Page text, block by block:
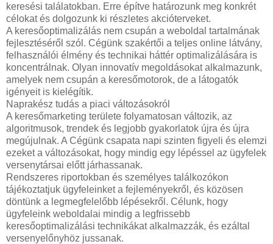
keresési találatokban. Erre építve határozunk meg konkrét
célokat és dolgozunk ki részletes akcióterveket.
A keresőoptimalizálás nem csupán a weboldal tartalmának
fejlesztéséről szól. Cégünk szakértői a teljes online látvány,
felhasználói élmény és technikai háttér optimalizálására is
koncentrálnak. Olyan innovatív megoldásokat alkalmazunk,
amelyek nem csupán a keresőmotorok, de a látogatók
igényeit is kielégítik.
Naprakész tudás a piaci változásokról
A keresőmarketing területe folyamatosan változik, az
algoritmusok, trendek és legjobb gyakorlatok újra és újra
megújulnak. A Cégünk csapata napi szinten figyeli és elemzi
ezeket a változásokat, hogy mindig egy lépéssel az ügyfelek
versenytársai előtt járhassanak.
Rendszeres riportokban és személyes találkozókon
tájékoztatjuk ügyfeleinket a fejleményekről, és közösen
döntünk a legmegfelelőbb lépésekről. Célunk, hogy
ügyfeleink weboldalai mindig a legfrissebb
keresőoptimalizálási technikákat alkalmazzák, és ezáltal
versenyelőnyhöz jussanak.